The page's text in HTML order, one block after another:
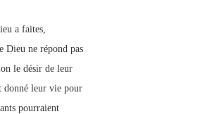
a faites,
Dieu ne répond pas
le désir de leur
donné leur vie pour
pourraient